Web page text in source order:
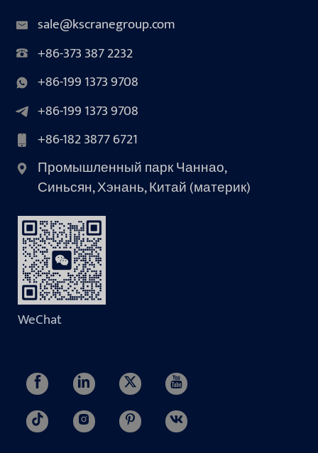
sale@kscranegroup.com
+86-373 387 2232
+86-199 1373 9708
+86-199 1373 9708
+86-182 3877 6721
Промышленный парк Чаннао,
Синьсян, Хэнань, Китай (материк)
WeChat